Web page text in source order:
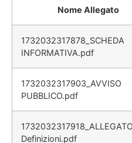
Nome Allegato
1732032317878_SCHEDA
INFORMATIVA.pdf
1732032317903_AVVISO
PUBBLICO.pdf
Definizioni.pdf